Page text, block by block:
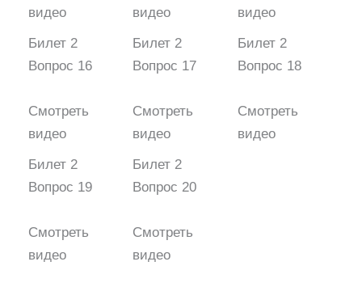
видео
видео
видео
Билет 2
Вопрос 16
Смотреть
видео
Билет 2
Вопрос 17
Смотреть
видео
Билет 2
Вопрос 18
Смотреть
видео
Билет 2
Вопрос 19
Смотреть
видео
Билет 2
Вопрос 20
Смотреть
видео